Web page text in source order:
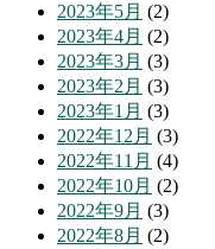
2023年5月 (2)
2023年4月 (2)
2023年3月 (3)
2023年2月 (3)
2023年1月 (3)
2022年12月 (3)
2022年11月 (4)
2022年10月 (2)
2022年9月 (3)
2022年8月 (2)